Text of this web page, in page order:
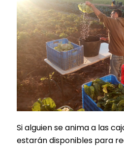
Si alguien se anima a las
estarán disponibles para